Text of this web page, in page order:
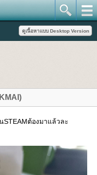
STEAMต้องมาแล้วละ